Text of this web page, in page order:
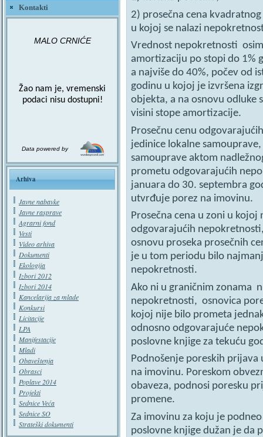
Kontakti
MALO CRNIĆE
Žao nam je, vremenski
podaci nisu dostupni!
Data powered by
Arhiva
Javne nabavke
Javne rasprave
Agrarni fond
Vesti
Video arhiva
Dokumenti
Ekologija
Izbori 2012
Izbori 2014
Kancelarija za mlade
Konkursi
Licitacije
LPA
Manifestacije
Mladi
Obaveštenja
Obrasci
Poplave 2014
Projekti
Sednice Veća
Sednice SO
Strateški dokumenti
2) prosečna cena
u kojoj se nalazi
Vrednost nepokretnosti
amortizaciju po stopi do 1%
a najviše do 40%, počev od
godinu u kojoj je izvršena
objekta, a na osnovu odluke
visini stope amortizacije.
Prosečnu cenu
jedinice lokalne
samouprave aktom
prometu odgovarajućih
januara do 30. septembra
utvrđuje porez na imovinu.
Prosečna cena u zoni u
odgovarajućih
osnovu proseka prosečnih
je u tom periodu bilo
nepokretnosti.
Ako ni u graničnim zonama
nepokretnosti, osnovica
kojoj nije bilo prometa
odnosno odgovarajuće
poslovne knjige za tekuću
Podnošenje poreskih prijava
na imovinu. Poreskom
obaveza, podnosi poresku
promene.
Za imovinu za koju je
poslovne knjige dužan je da